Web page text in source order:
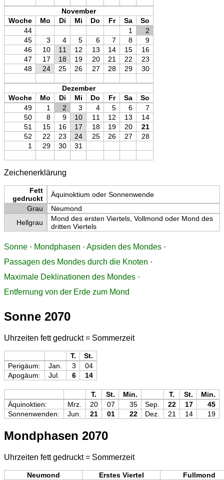
November
Woche
Mo Di Mi Do Fr Sa
So
44
1
2
45
3 4 5 6 7 8
9
46
10 11 12 13 14 15
16
47
17 18 19 20 21 22
23
48
24 25 26 27 28 29 30
Dezember
Woche
Mo Di Mi Do Fr Sa
So
49
1 2 3 4 5 6
7
50
8 9 10 11 12 13
14
51
15 16 17 18 19 20
21
52
22 23 24 25 26 27
28
1
29 30 31
Zeichenerklärung
Fett
gedruckt
Äquinoktium oder Sonnenwende
Grau
Neumond
Hellgrau
Mond des ersten Viertels, Vollmond oder Mond des
dritten Viertels
Sonne · Mondphasen · Apsiden des Mondes ·
Passagen des Mondes durch die Knoten ·
Maximale Deklinationen des Mondes ·
Entfernung von der Erde zum Mond
Sonne 2070
Uhrzeiten fett gedruckt = Sommerzeit
T.
St.
Perigäum:
Jan. 3
04
Apogäum:
Jul. 6 14
T. St. Min. T. St.
Min.
Äquinoktien:
Mrz. 20 07 35 Sep. 22 17
45
Sonnenwenden:
Jun. 21 01 22 Dez. 21 14 19
Mondphasen 2070
Uhrzeiten fett gedruckt = Sommerzeit
Neumond Erstes Viertel
Fullmond